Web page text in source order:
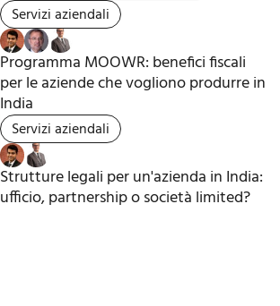
Servizi aziendali
Programma MOOWR: benefici fiscali
per le aziende che vogliono produrre in
India
Servizi aziendali
Strutture legali per un'azienda in India:
ufficio, partnership o società limited?